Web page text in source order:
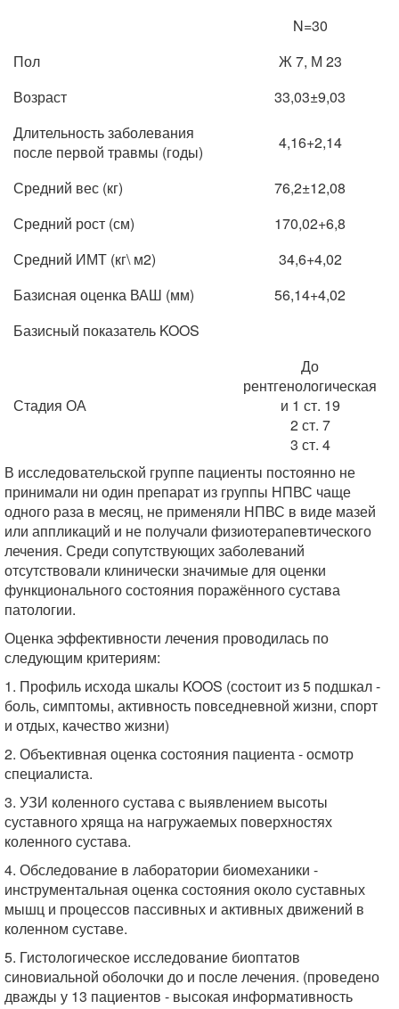
N=30
Пол
Ж 7, М 23
Возраст
33,03±9,03
Длительность заболевания
после первой травмы (годы)
4,16+2,14
Средний вес (кг)
76,2±12,08
Средний рост (см)
170,02+6,8
Средний ИМТ (кг\ м2)
34,6+4,02
Базисная оценка ВАШ (мм)
56,14+4,02
Базисный показатель KOOS
Стадия ОА
До
рентгенологическая
и 1 ст. 19
2 ст. 7
3 ст. 4
В исследовательской группе пациенты постоянно не
принимали ни один препарат из группы НПВС чаще
одного раза в месяц, не применяли НПВС в виде мазей
или аппликаций и не получали физиотерапевтического
лечения. Среди сопутствующих заболеваний
отсутствовали клинически значимые для оценки
функционального состояния поражённого сустава
патологии.
Оценка эффективности лечения проводилась по
следующим критериям:
1. Профиль исхода шкалы KOOS (состоит из 5 подшкал -
боль, симптомы, активность повседневной жизни, спорт
и отдых, качество жизни)
2. Объективная оценка состояния пациента - осмотр
специалиста.
3. УЗИ коленного сустава с выявлением высоты
суставного хряща на нагружаемых поверхностях
коленного сустава.
4. Обследование в лаборатории биомеханики -
инструментальная оценка состояния около суставных
мышц и процессов пассивных и активных движений в
коленном суставе.
5. Гистологическое исследование биоптатов
синовиальной оболочки до и после лечения. (проведено
дважды у 13 пациентов - высокая информативность